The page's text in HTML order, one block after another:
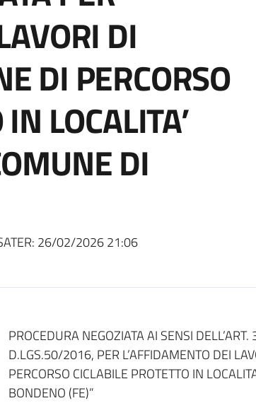
DI
DI PERCORSO
LOCALITA’
DI
26/02/2026 21:06
Dati del bando
PROCEDURA NEGOZIATA AI SENSI
D.LGS.50/2016, PER L’AFFIDAMENTO DEI
PERCORSO CICLABILE PROTETTO IN
BONDENO (FE)”